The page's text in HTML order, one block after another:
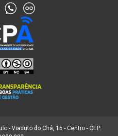
- Viaduto do Chá, 15 - Centro - CEP: